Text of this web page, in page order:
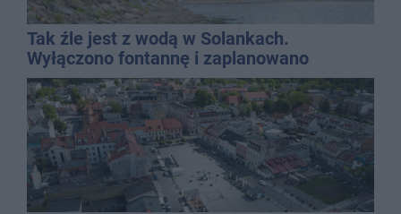
Tak źle jest z wodą w Solankach.
Wyłączono fontannę i zaplanowano
dolewkę